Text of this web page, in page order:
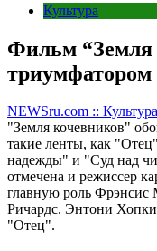
Культура
Фильм “Земля
NEWSru.com :: Культура
"Земля кочевников"
такие ленты, как
надежды" и "Суд над
отмечена и режиссер
главную роль
Ричардс. Энтони
"Отец".